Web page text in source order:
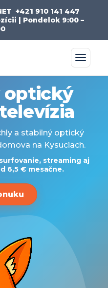
+421 910 141 447
| Pondelok 9:00 –
optický
a stabilný optický
na Kysuciach.
streaming aj
6,5 € mesačne.